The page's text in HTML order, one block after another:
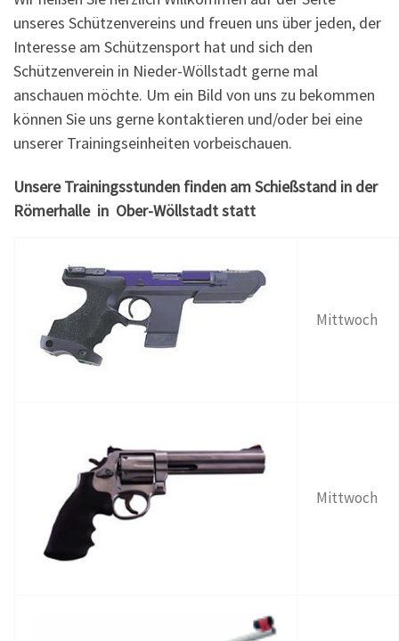
unseres Schützenvereins und freuen uns über jeden, der
Interesse am Schützensport hat und sich den
Schützenverein in Nieder-Wöllstadt gerne mal
anschauen möchte. Um ein Bild von uns zu bekommen
können Sie uns gerne kontaktieren und/oder bei eine
unserer Trainingseinheiten vorbeischauen.
Unsere Trainingsstunden finden am Schießstand in der
Römerhalle in Ober-Wöllstadt statt
Mittwoch
Mittwoch